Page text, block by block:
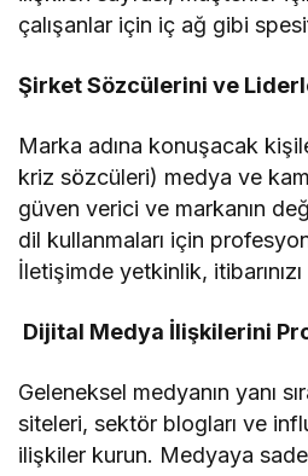
çalışanlar için iç ağ gibi
Şirket Sözcülerini ve
Marka adına konuşacak
kriz sözcüleri) medya ve
güven verici ve markanın
dil kullanmaları için
İletişimde yetkinlik,
Dijital Medya İlişkilerini
Geleneksel medyanın yanı
siteleri, sektör blogları ve
ilişkiler kurun. Medyaya